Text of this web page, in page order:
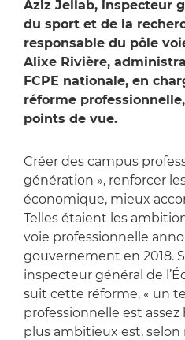
Aziz Jellab, inspecteur
du sport et de la
responsable du pôle
Alixe Rivière,
FCPE nationale, en
réforme
points de vue.
Créer des campus
génération », renforcer
économique, mieux
Telles étaient les
voie professionnelle
gouvernement en 2018.
inspecteur général de
suit cette réforme, « un
professionnelle est
plus ambitieux est, selon